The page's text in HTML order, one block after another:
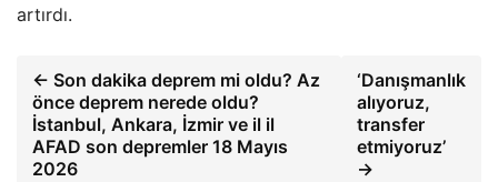
artırdı.
← Son dakika deprem mi oldu? Az
önce deprem nerede oldu?
İstanbul, Ankara, İzmir ve il il
AFAD son depremler 18 Mayıs
2026
‘Danışmanlık
alıyoruz,
transfer
etmiyoruz’
→